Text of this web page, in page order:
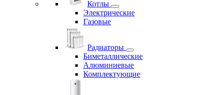
Котлы
Электрические
Газовые
Радиаторы
Биметаллические
Алюминиевые
Комплектующие